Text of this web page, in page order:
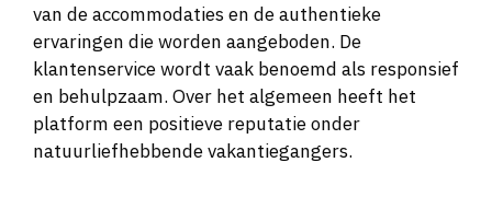
van de accommodaties en de authentieke
ervaringen die worden aangeboden. De
klantenservice wordt vaak benoemd als responsief
en behulpzaam. Over het algemeen heeft het
platform een positieve reputatie onder
natuurliefhebbende vakantiegangers.